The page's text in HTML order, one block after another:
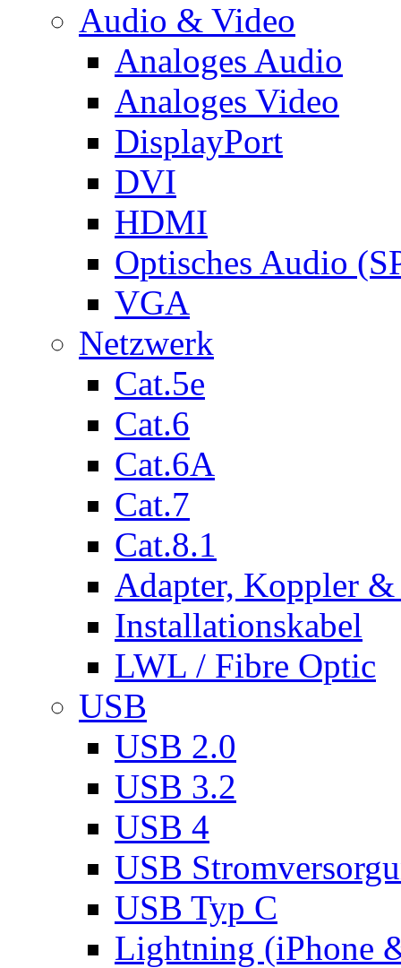
Audio & Video
Analoges Audio
Analoges Video
DisplayPort
DVI
HDMI
Optisches Audio
VGA
Netzwerk
Cat.5e
Cat.6
Cat.6A
Cat.7
Cat.8.1
Adapter, Koppler &
Installationskabel
LWL / Fibre Optic
USB
USB 2.0
USB 3.2
USB 4
USB
USB Typ C
Lightning (iPhone